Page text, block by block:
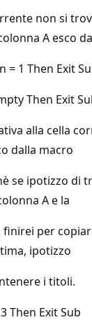
non si
A esco
1 Then Exit
Then Exit
alla cella
dalla macro
ipotizzo di
A e la
per
ipotizzo
i titoli.
Exit Sub